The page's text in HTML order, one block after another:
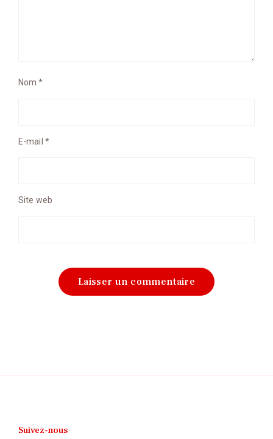
Nom*
E-mail *
Site web
Suivez-nous